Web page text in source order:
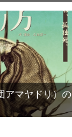
アマヤドリ）の